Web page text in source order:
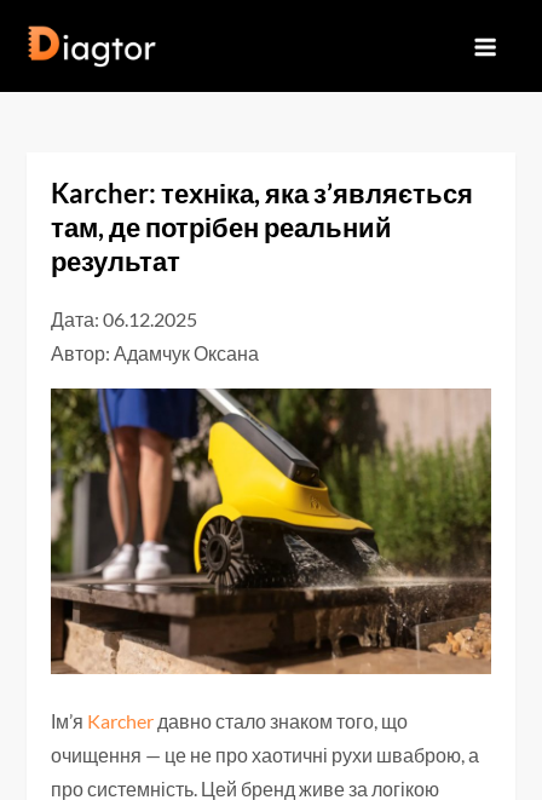
Karcher: техніка, яка з’являється
там, де потрібен реальний
результат
Дата: 06.12.2025
Автор:Адамчук Оксана
Ім’я Karcher давно стало знаком того, що
очищення — це не про хаотичні рухи шваброю, а
про системність. Цей бренд живе за логікою